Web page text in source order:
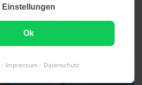
Einstellungen
Ok
Impressum Datenschutz